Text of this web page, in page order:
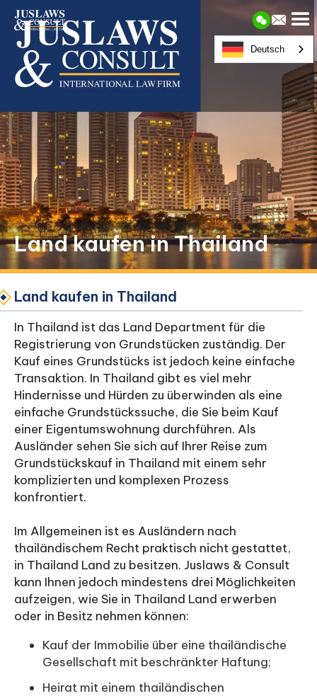
Land kaufen in Thailand
Land kaufen in Thailand
In Thailand ist das Land Department für die
Registrierung von Grundstücken zuständig. Der
Kauf eines Grundstücks ist jedoch keine einfache
Transaktion. In Thailand gibt es viel mehr
Hindernisse und Hürden zu überwinden als eine
einfache Grundstückssuche, die Sie beim Kauf
einer Eigentumswohnung durchführen. Als
Ausländer sehen Sie sich auf Ihrer Reise zum
Grundstückskauf in Thailand mit einem sehr
komplizierten und komplexen Prozess
konfrontiert.
Im Allgemeinen ist es Ausländern nach
thailändischem Recht praktisch nicht gestattet,
in Thailand Land zu besitzen. Juslaws & Consult
kann Ihnen jedoch mindestens drei Möglichkeiten
aufzeigen, wie Sie in Thailand Land erwerben
oder in Besitz nehmen können:
Kauf der Immobilie über eine thailändische
Gesellschaft mit beschränkter Haftung;
Heirat mit einem thailändischen
Deutsch